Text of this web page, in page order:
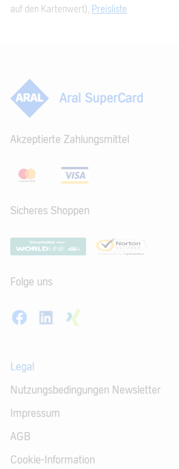
auf den Kartenwert), Preisliste
Akzeptierte Zahlungsmittel
Sicheres Shoppen
Folge uns
Legal
Nutzungsbedingungen Newsletter
Impressum
AGB
Cookie-Information